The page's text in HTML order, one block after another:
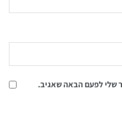
שלי לפעם הבאה שאגיב.